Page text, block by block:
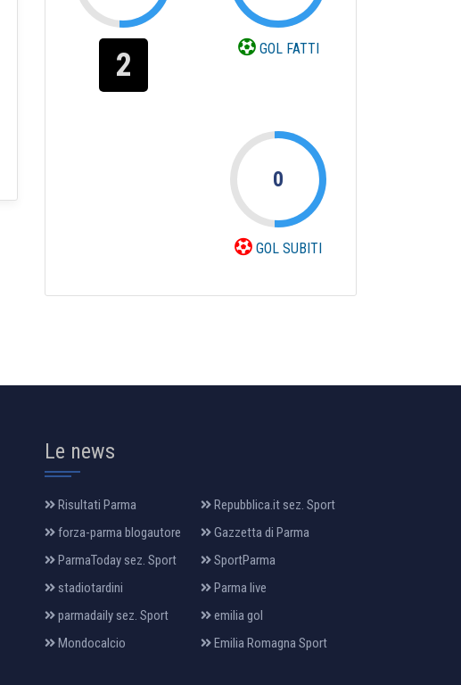
2 GOL FATTI
0
GOL SUBITI
Le news
Risultati Parma
Repubblica.it sez. Sport
forza-parma blogautore
Gazzetta di Parma
ParmaToday sez. Sport
SportParma
stadiotardini
Parma live
parmadaily sez. Sport
emilia gol
Mondocalcio
Emilia Romagna Sport